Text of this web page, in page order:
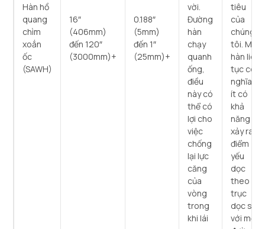
Hàn hồ
quang
chìm
xoắn
ốc
(SAWH)
16″
(406mm)
đến 120″
(3000mm)+
0.188″
(5mm)
đến 1″
(25mm)+
vời.
Đường
hàn
chạy
quanh
ống,
điều
này có
thể có
lợi cho
việc
chống
lại lực
căng
của
vòng
trong
khi lái
tiêu
của
chúng
tôi. Mối
hàn liên
tục có
nghĩa là
ít có
khả
năng
xảy ra
điểm
yếu
dọc
theo
trục
dọc so
với một